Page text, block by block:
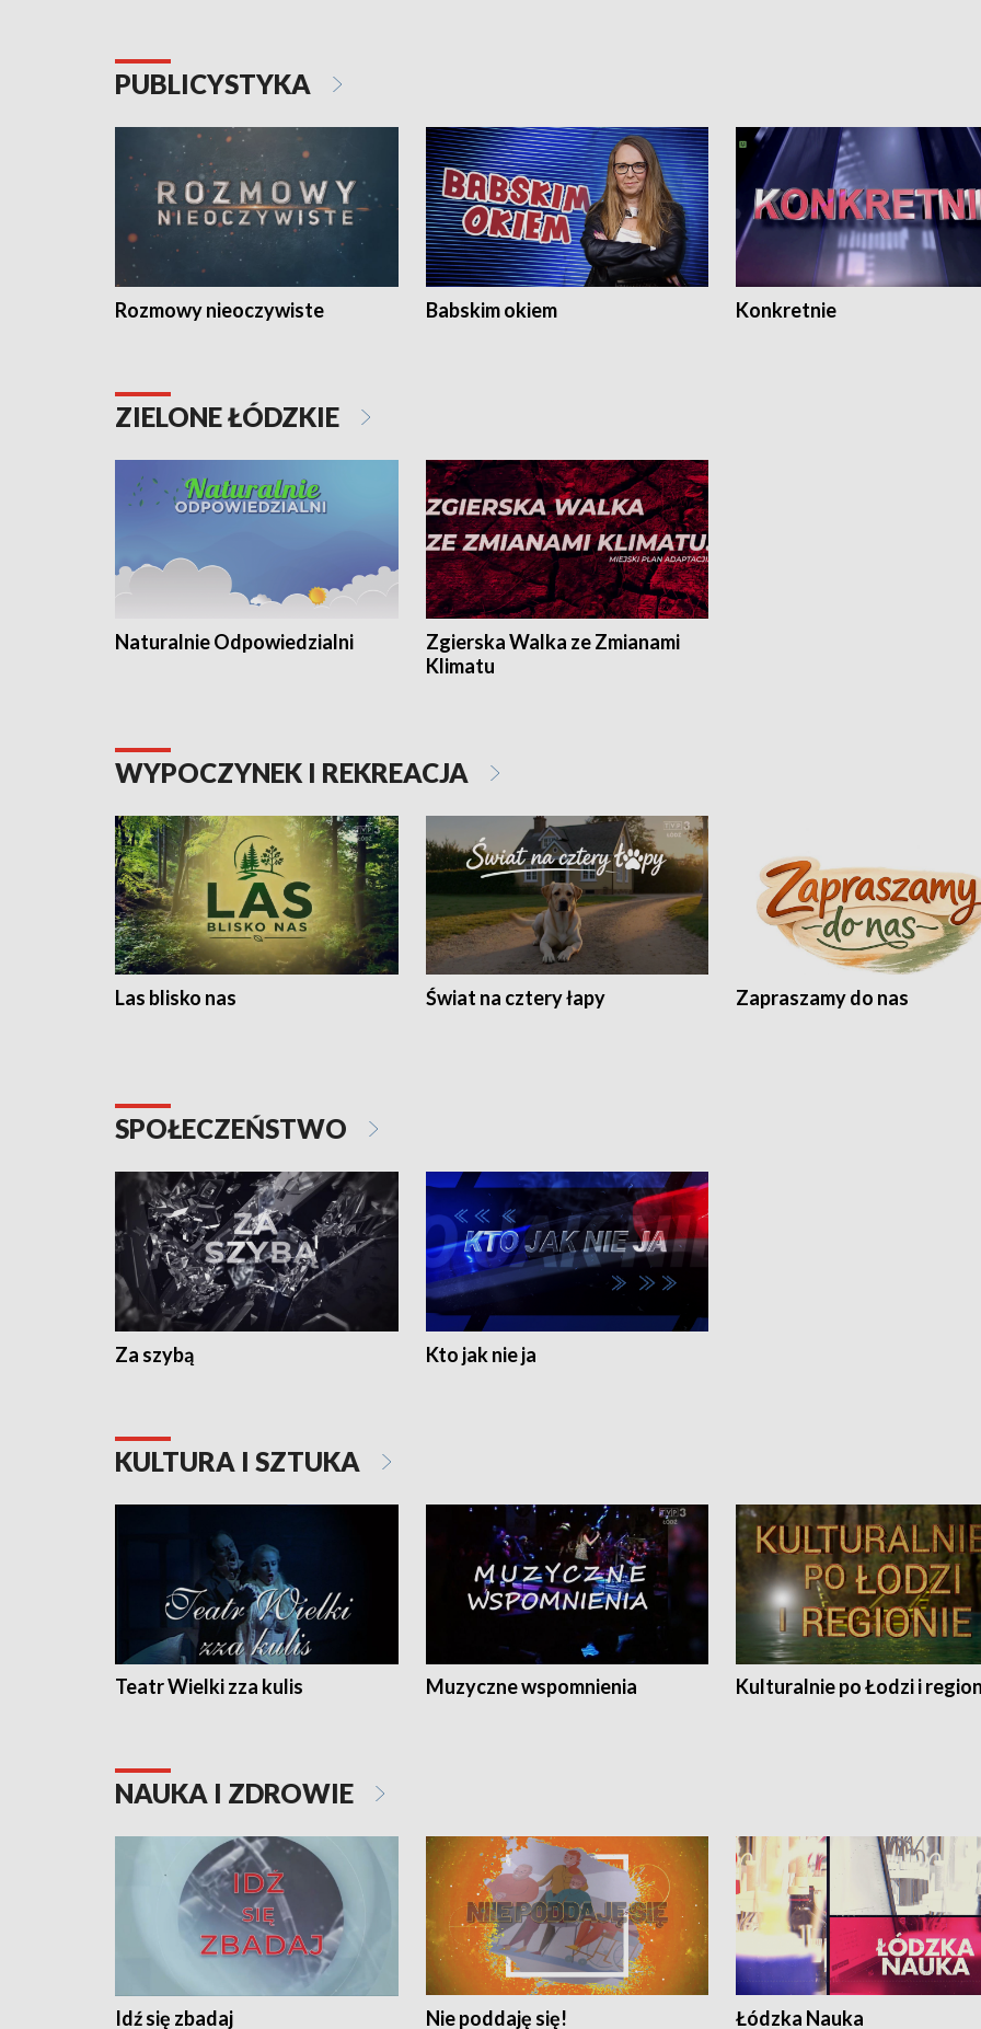
PUBLICYSTYKA
Rozmowy nieoczywiste Babskim okiem Konkretnie
ZIELONE ŁÓDZKIE
Naturalnie Odpowiedzialni
Zgierska Walka ze Zmianami
Klimatu
WYPOCZYNEK I REKREACJA
Las blisko nas Świat na cztery łapy Zapraszamy do nas
SPOŁECZEŃSTWO
Za szybą Kto jak nie ja
KULTURA I SZTUKA
Teatr Wielki zza kulis Muzyczne wspomnienia Kulturalnie po Łodzi i
NAUKA I ZDROWIE
Idź się zbadaj Nie poddaję się! Łódzka Nauka